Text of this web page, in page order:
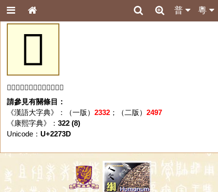
粵
普
𢜽
「𢜽」字未收錄於本資料庫。
請參見有關條目：
《漢語大字典》：（一版） 2332；（二版） 2497
《康熙字典》： 322 (8)
Unicode： U+2273D